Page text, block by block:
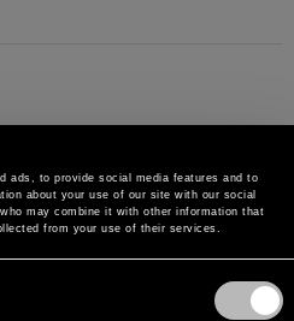
ads, to provide social media features and to
about your use of our site with our social
may combine it with other information that
from your use of their services.